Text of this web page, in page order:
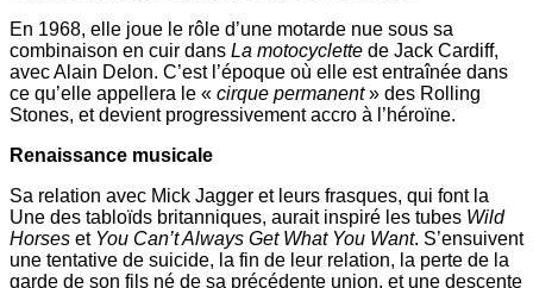
En 1968, elle joue le rôle d’une motarde nue sous sa
combinaison en cuir dans La motocyclette de Jack Cardiff,
avec Alain Delon. C’est l’époque où elle est entraînée dans
ce qu’elle appellera le « cirque permanent» des Rolling
Stones, et devient progressivement accro à l’héroïne.
Renaissance musicale
Sa relation avec Mick Jagger et leurs frasques, qui font la
Une des tabloïds britanniques, aurait inspiré les tubes Wild
Horses et You Can’t Always Get What You Want. S’ensuivent
une tentative de suicide, la fin de leur relation, la perte de la
garde de son fils né de sa précédente union, et une descente